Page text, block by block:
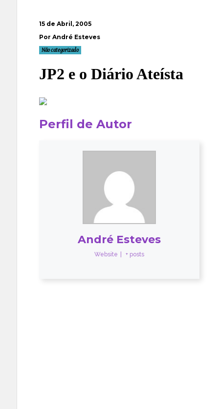
15 de Abril, 2005
Por André Esteves
Não categorizado
JP2 e o Diário Ateísta
Perfil de Autor
André Esteves
Website + posts